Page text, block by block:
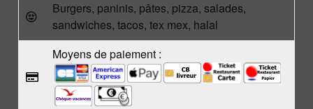
Burgers, paninis, pâtes, pizza, salades,
sandwiches, tacos, tex mex, halal
Moyens de paiement :